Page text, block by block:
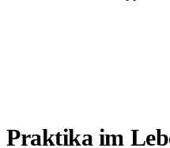
Praktika im